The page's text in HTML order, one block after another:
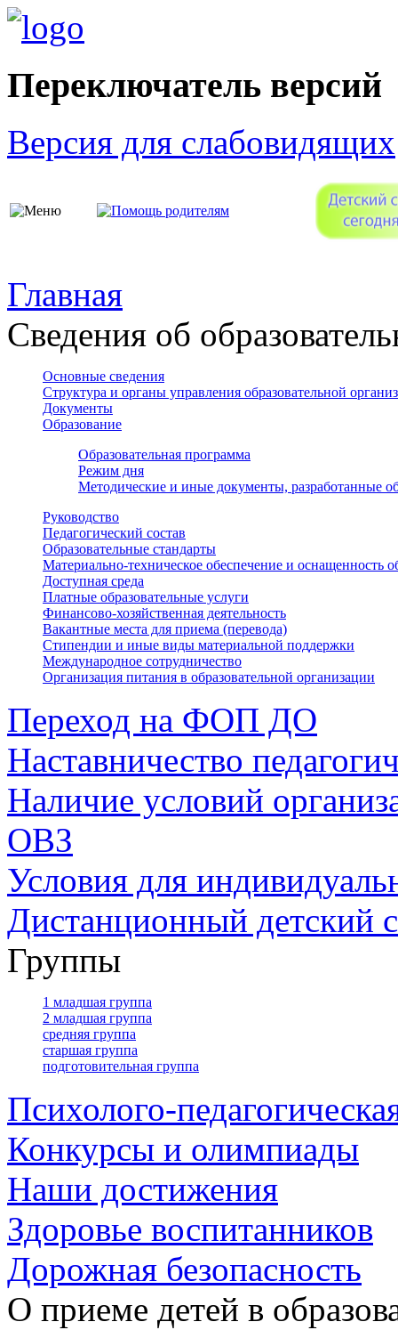
Переключатель версий
Версия для слабовидящих
Главная
Сведения об
Основные сведения
Структура и органы управления образовательной
Документы
Образование
Образовательная программа
Режим дня
Методические и иные документы, разработанные
Руководство
Педагогический состав
Образовательные стандарты
Материально-техническое обеспечение и оснащенность
Доступная среда
Платные образовательные услуги
Финансово-хозяйственная деятельность
Вакантные места для приема (перевода)
Стипендии и иные виды материальной поддержки
Международное сотрудничество
Организация питания в образовательной организации
Переход на ФОП ДО
Наставничество
Наличие условий
ОВЗ
Условия для
Дистанционный детский
Группы
1 младшая группа
2 младшая группа
средняя группа
старшая группа
подготовительная группа
Психолого-
Конкурсы и олимпиады
Наши достижения
Здоровье воспитанников
Дорожная безопасность
О приеме детей в